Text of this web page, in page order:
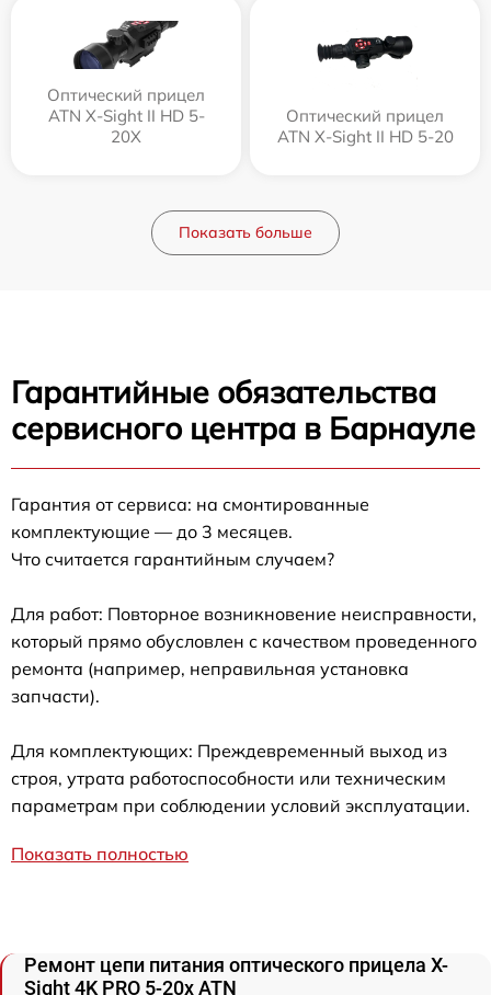
Оптический прицел
ATN X-Sight II HD 5-
20X
Оптический прицел
ATN X-Sight II HD 5-20
Показать больше
Гарантийные обязательства
сервисного центра в Барнауле
Гарантия от сервиса: на смонтированные
комплектующие — до 3 месяцев.
Что считается гарантийным случаем?
Для работ: Повторное возникновение неисправности,
который прямо обусловлен с качеством проведенного
ремонта (например, неправильная установка
запчасти).
Для комплектующих: Преждевременный выход из
строя, утрата работоспособности или техническим
параметрам при соблюдении условий эксплуатации.
Показать полностью
Ремонт цепи питания оптического прицела X-
Sight 4K PRO 5-20x ATN